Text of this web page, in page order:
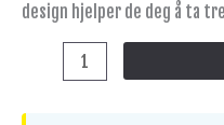
design hjelper de deg å ta